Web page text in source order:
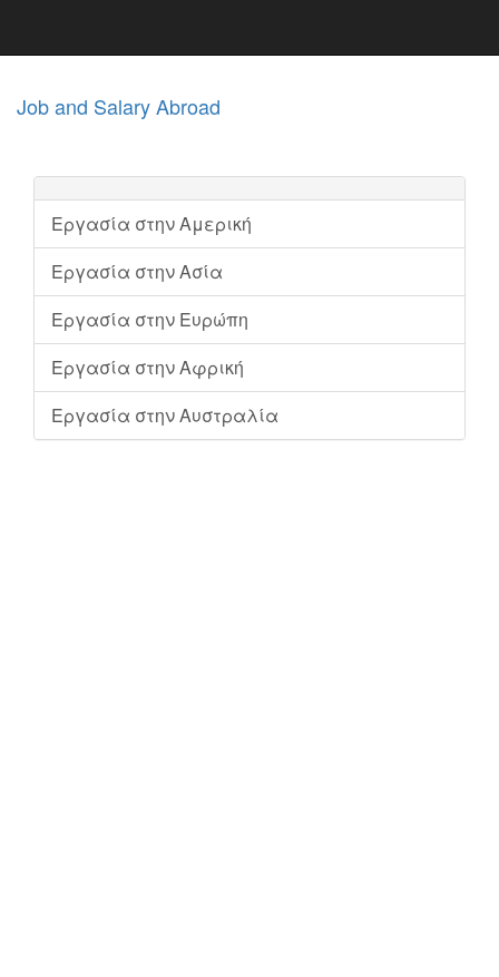
Job and Salary Abroad
Εργασία στην Αμερική
Εργασία στην Ασία
Εργασία στην Ευρώπη
Εργασία στην Αφρική
Εργασία στην Αυστραλία